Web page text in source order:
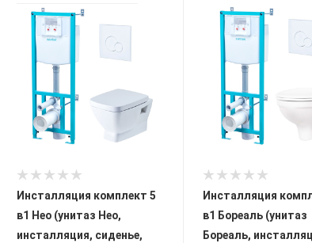
Инсталляция комплект 5
в1 Нео (унитаз Нео,
инсталляция, сиденье,
Инсталляция
в1 Бореаль (унитаз
Бореаль,